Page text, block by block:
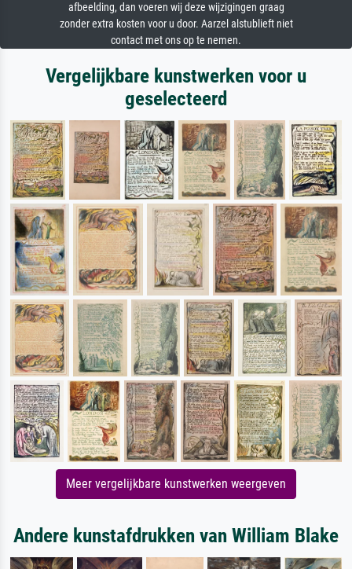
afbeelding, dan voeren wij deze wijzigingen graag
zonder extra kosten voor u door. Aarzel alstublieft niet
contact met ons op te nemen.
Vergelijkbare kunstwerken voor u
geselecteerd
Meer vergelijkbare kunstwerken weergeven
Andere kunstafdrukken van William Blake